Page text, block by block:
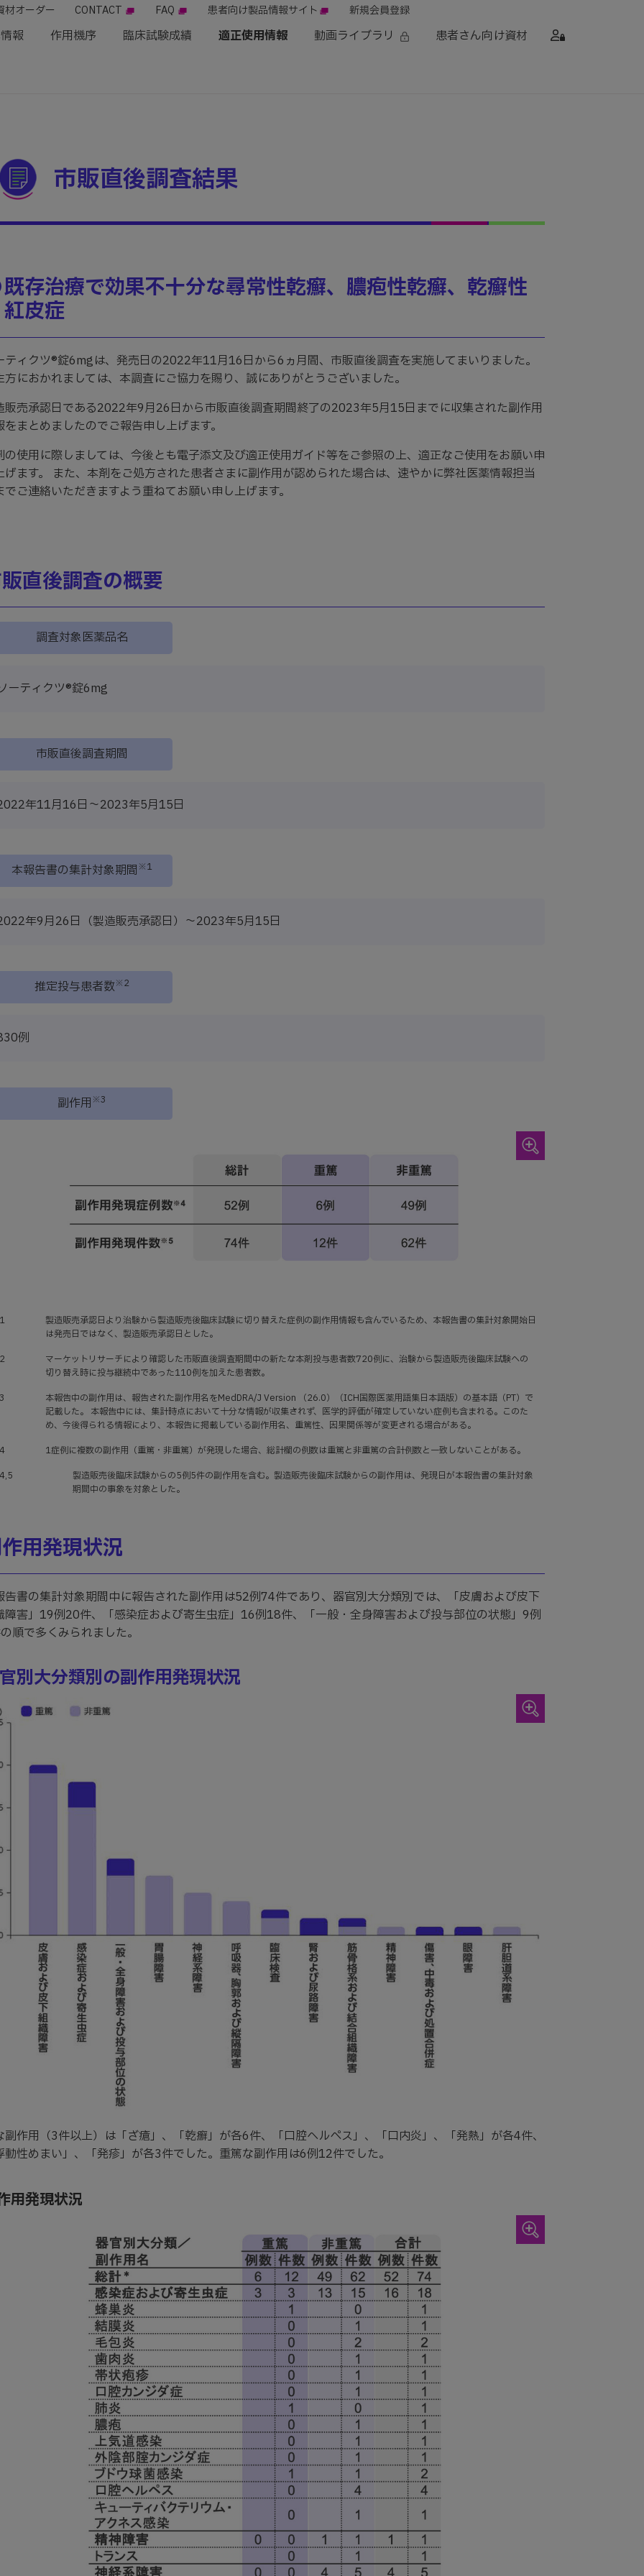
報 作用機序 臨床試験成績 適正使用情報 動画ライブラリ 患者さん向け資材
材オーダー CONTACT FAQ 患者向け製品情報サイト 新規会員登録
市販直後調査結果
既存治療で効果不十分な尋常性乾癬、膿疱性乾癬、乾癬性
紅皮症
ティクツ®錠6mgは、発売日の2022年11月16日から6ヵ月間、市販直後調査を実施してまいりました。
方におかれましては、本調査にご協力を賜り、誠にありがとうございました。
販売承認日である2022年9月26日から市販直後調査期間終了の2023年5月15日までに収集された副作用
をまとめましたのでご報告申し上げます。
の使用に際しましては、今後とも電子添文及び適正使用ガイド等をご参照の上、適正なご使用をお願い申
げます。 また、本剤をご処方された患者さまに副作用が認められた場合は、速やかに弊社医薬情報担当
でご連絡いただきますよう重ねてお願い申し上げます。
直後調査の概要
調査対象医薬品名
ーティクツ®錠6mg
市販直後調査期間
年11月16日～2023年5月15日
本報告書の集計対象期間 ※1
年9月26日（製造販売承認日）～2023年5月15日
推定投与患者数※2
例
副作用 ※3
製造販売承認日より治験から製造販売後臨床試験に切り替えた症例の副作用情報も含んでいるため、本報告書の集計対象開始日
は発売日ではなく、製造販売承認日とした。
マーケットリサーチにより確認した市販直後調査期間中の新たな本剤投与患者数720例に、治験から製造販売後臨床試験への
切り替え時に投与継続中であった110例を加えた患者数。
本報告中の副作用は、報告された副作用名をMedDRA/J Version （26.0）（ICH国際医薬用語集日本語版）の基本語（PT）で
記載した。 本報告中には、集計時点において十分な情報が収集されず、医学的評価が確定していない症例も含まれる。このた
め、今後得られる情報により、本報告に掲載している副作用名、重篤性、因果関係等が変更される場合がある。
1症例に複数の副作用（重篤・非重篤）が発現した場合、総計欄の例数は重篤と非重篤の合計例数と一致しないことがある。
製造販売後臨床試験からの5例5件の副作用を含む。製造販売後臨床試験からの副作用は、発現日が本報告書の集計対象
期間中の事象を対象とした。
用発現状況
告書の集計対象期間中に報告された副作用は52例74件であり、器官別大分類別では、「皮膚および皮下
障害」19例20件、「感染症および寄生虫症」16例18件、「一般・全身障害および投与部位の状態」9例
順で多くみられました。
別大分類別の副作用発現状況
副作用（3件以上）は「ざ瘡」、「乾癬」が各6件、「口腔ヘルペス」、「口内炎」、「発熱」が各4件、
動性めまい」、「発疹」が各3件でした。重篤な副作用は6例12件でした。
用発現状況